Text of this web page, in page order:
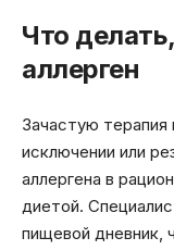
Что
аллерген
Зачастую терапия
исключении или
аллергена в
диетой.
пищевой дневник,